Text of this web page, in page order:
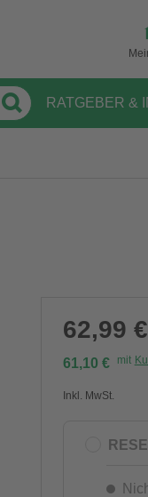
RATGEBER &
62,99 €
61,10 € mit
Inkl. MwSt.